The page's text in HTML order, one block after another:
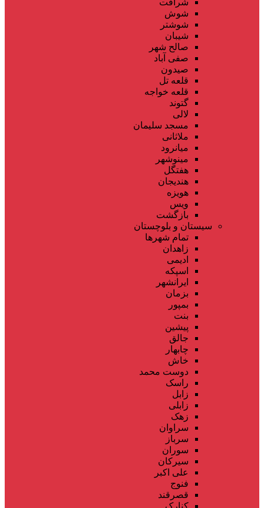
شوش
شوشتر
شیبان
صالح شهر
صفی آباد
صیدون
قلعه تل
قلعه خواجه
گتوند
لالی
مسجد سلیمان
ملاثانی
میانرود
مینوشهر
هفتگل
هندیجان
هویزه
ویس
بازگشت
سیستان و بلوچستان
تمام شهر‌ها
زاهدان
ادیمی
اسپکه
ایرانشهر
بزمان
بمپور
بنت
پیشین
جالق
چابهار
خاش
دوست محمد
راسک
زابل
زابلی
زهک
سراوان
سرباز
سوران
سیرکان
علی اکبر
فنوج
قصرقند
کنارک